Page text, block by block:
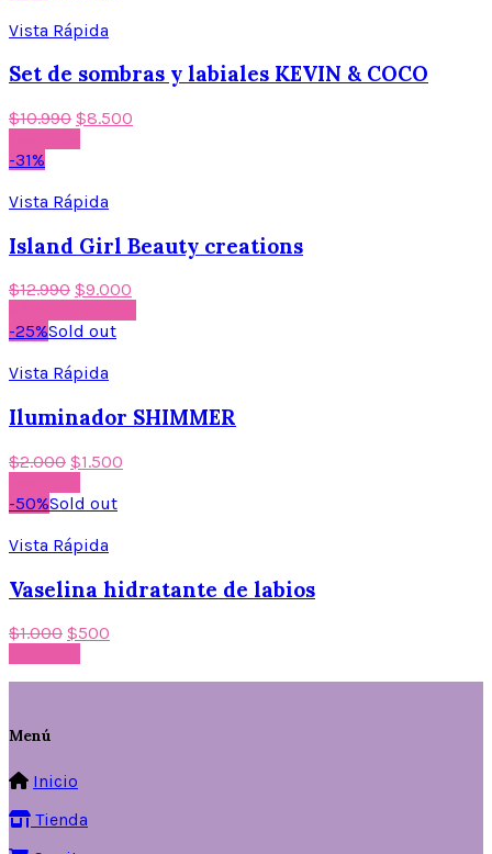
Vista Rápida
Set de sombras y labiales KEVIN & COCO
$10.990 $8.500
-31%
Vista Rápida
Island Girl Beauty creations
$12.990 $9.000
-25%Sold out
Vista Rápida
Iluminador SHIMMER
$2.000 $1.500
-50%Sold out
Vista Rápida
Vaselina hidratante de labios
$1.000 $500
Menú
Inicio
Tienda